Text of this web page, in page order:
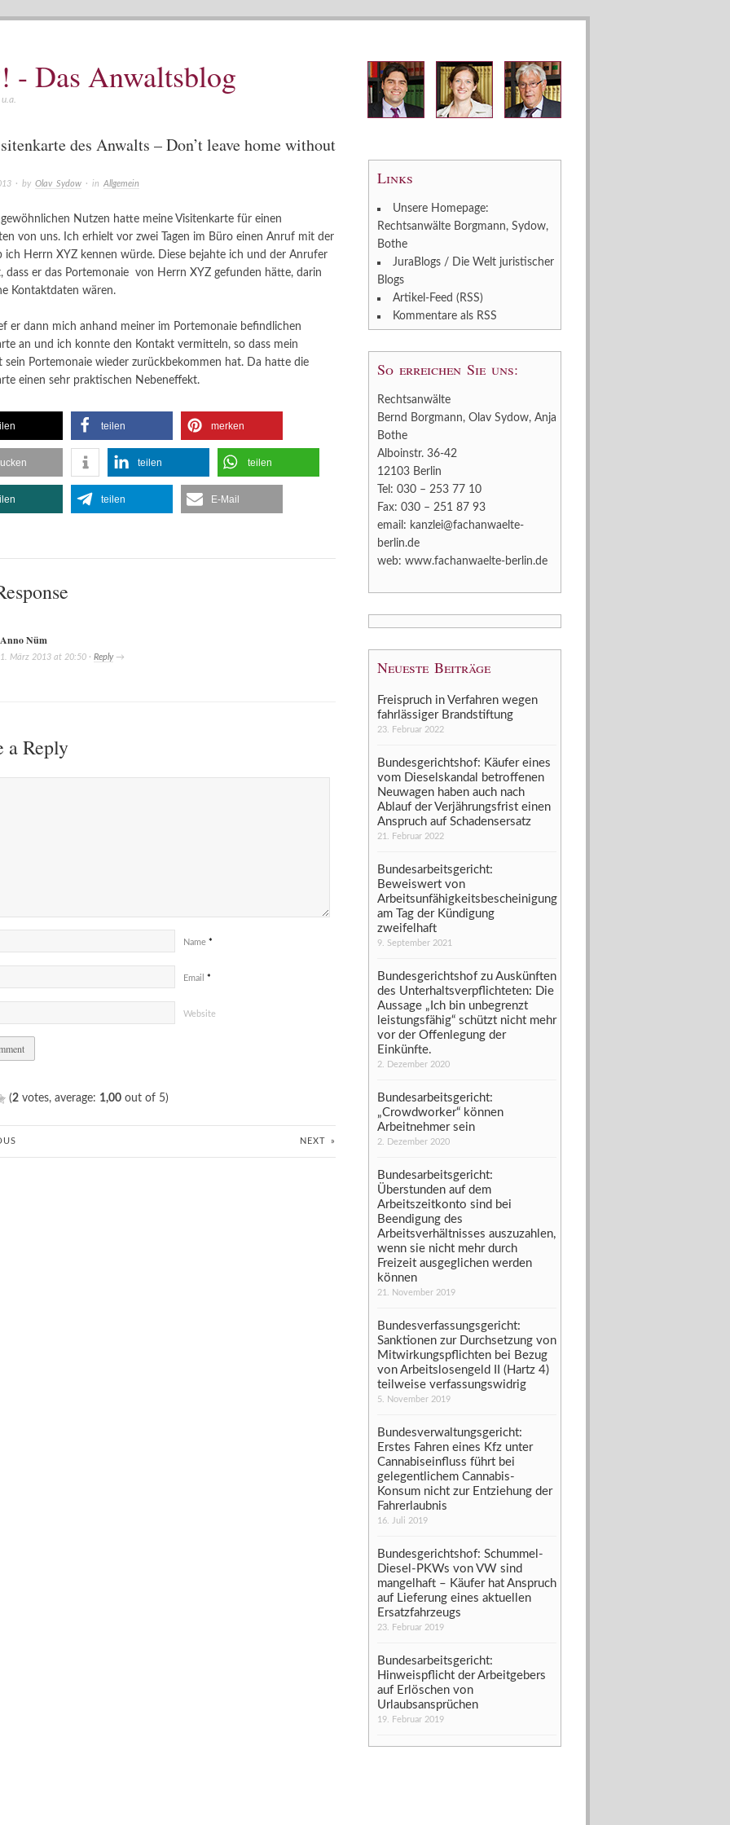
- Das Anwaltsblog
des Anwalts – Don’t leave home without
· by Olav Sydow· in Allgemein
Nutzen hatte meine Visitenkarte für einen
von uns. Ich erhielt vor zwei Tagen im Büro einen Anruf mit der
ich Herrn XYZ kennen würde. Diese bejahte ich und der Anrufer
dass er das Portemonaie von Herrn XYZ gefunden hätte, darin
Kontaktdaten wären.
er dann mich anhand meiner im Portemonaie befindlichen
an und ich konnte den Kontakt vermitteln, so dass mein
sein Portemonaie wieder zurückbekommen hat. Da hatte die
einen sehr praktischen Nebeneffekt.
teilen merken
teilen teilen
teilen E-Mail
Anno Nüm
1. März 2013at 20:50· Reply→
a Reply
Name *
Email *
Website
(2votes, average: 1,00out of 5)
NEXT »
Links
Unsere Homepage:
Rechtsanwälte Borgmann, Sydow,
Bothe
JuraBlogs / Die Welt juristischer
Blogs
Artikel-Feed (RSS)
Kommentare als RSS
So erreichen Sie uns:
Rechtsanwälte
Bernd Borgmann, Olav Sydow, Anja
Bothe
Alboinstr. 36-42
12103 Berlin
Tel: 030 – 253 77 10
Fax: 030 – 251 87 93
email: kanzlei@fachanwaelte-
berlin.de
web: www.fachanwaelte-berlin.de
Neueste Beiträge
Freispruch in Verfahren wegen
fahrlässiger Brandstiftung
23. Februar 2022
Bundesgerichtshof: Käufer eines
vom Dieselskandal betroffenen
Neuwagen haben auch nach
Ablauf der Verjährungsfrist einen
Anspruch auf Schadensersatz
21. Februar 2022
Bundesarbeitsgericht:
Beweiswert von
Arbeitsunfähigkeitsbescheinigung
am Tag der Kündigung
zweifelhaft
9. September 2021
Bundesgerichtshof zu Auskünften
des Unterhaltsverpflichteten: Die
Aussage „Ich bin unbegrenzt
leistungsfähig“ schützt nicht mehr
vor der Offenlegung der
Einkünfte.
2. Dezember 2020
Bundesarbeitsgericht:
„Crowdworker“ können
Arbeitnehmer sein
2. Dezember 2020
Bundesarbeitsgericht:
Überstunden auf dem
Arbeitszeitkonto sind bei
Beendigung des
Arbeitsverhältnisses auszuzahlen,
wenn sie nicht mehr durch
Freizeit ausgeglichen werden
können
21. November 2019
Bundesverfassungsgericht:
Sanktionen zur Durchsetzung von
Mitwirkungspflichten bei Bezug
von Arbeitslosengeld II (Hartz 4)
teilweise verfassungswidrig
5. November 2019
Bundesverwaltungsgericht:
Erstes Fahren eines Kfz unter
Cannabiseinfluss führt bei
gelegentlichem Cannabis-
Konsum nicht zur Entziehung der
Fahrerlaubnis
16. Juli 2019
Bundesgerichtshof: Schummel-
Diesel-PKWs von VW sind
mangelhaft – Käufer hat Anspruch
auf Lieferung eines aktuellen
Ersatzfahrzeugs
23. Februar 2019
Bundesarbeitsgericht:
Hinweispflicht der Arbeitgebers
auf Erlöschen von
Urlaubsansprüchen
19. Februar 2019